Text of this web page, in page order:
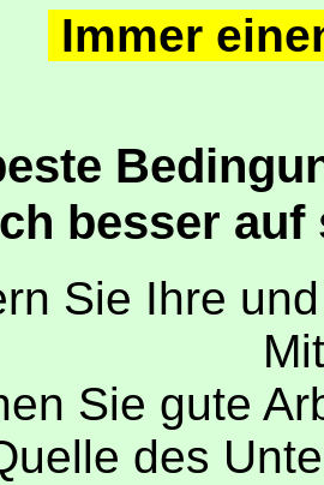
Immer
besser
Sie Ihre
Sie gute
des